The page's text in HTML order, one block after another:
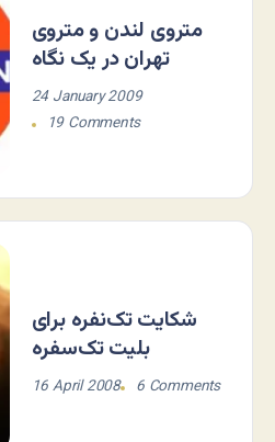
متروی لندن و متروی
تهران در یک نگاه
24 January 2009
19 Comments
شکایت تک‌نفره برای
بلیت تک‌سفره
16 April 2008 6 Comments